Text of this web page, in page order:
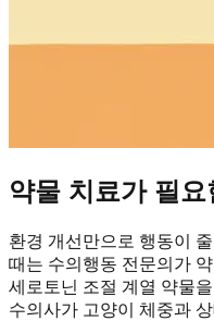
약물 치료가 필요
환경 개선만으로 행동이
때는 수의행동 전문의가
세로토닌 조절 계열 약물
수의사가 고양이 체중과